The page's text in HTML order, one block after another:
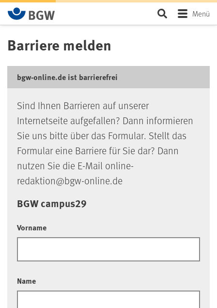
Zum Hauptinhalt springen SeiteMenü
Barriere melden
bgw-online.de ist barrierefrei
Sind Ihnen Barrieren auf unserer
Internetseite aufgefallen? Dann informieren
Sie uns bitte über das Formular. Stellt das
Formular eine Barriere für Sie dar? Dann
nutzen Sie die E-Mail online-
redaktion@bgw-online.de
BGW campus29
Vorname
Name